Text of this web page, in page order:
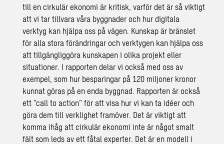
till en cirkulär ekonomi är kritisk, varför det är så viktigt
att vi tar tillvara våra byggnader och hur digitala
verktyg kan hjälpa oss på vägen. Kunskap är bränslet
för alla stora förändringar och verktygen kan hjälpa oss
att tillgängliggöra kunskapen i olika projekt eller
situationer. I rapporten delar vi också med oss av
exempel, som hur besparingar på 120 miljoner kronor
kunnat göras på en enda byggnad. Rapporten är också
ett ”call to action” för att visa hur vi kan ta idéer och
göra dem till verklighet framöver. Det är viktigt att
komma ihåg att cirkulär ekonomi inte är något smalt
fält som leds av ett fåtal experter. Det är en modell i